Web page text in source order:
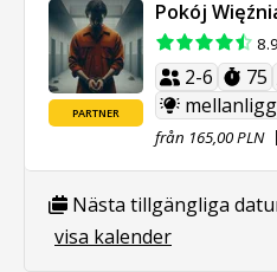
PARTNER
Pokój
2-6 75
från 165,00 PLN
Nästa tillgängliga
visa kalender